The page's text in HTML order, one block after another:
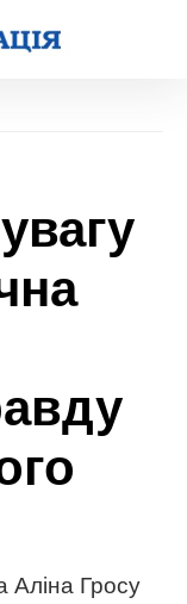
Аліна Гросу